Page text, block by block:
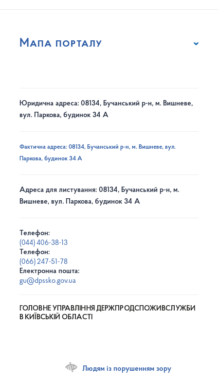
Мапа порталу
Юридична адреса: 08134, Бучанський р-н, м. Вишневе,
вул. Паркова, будинок 34 А
Фактична адреса: 08134, Бучанський р-н, м. Вишневе, вул.
Паркова, будинок 34 А
Адреса для листування: 08134, Бучанський р-н, м.
Вишневе, вул. Паркова, будинок 34 А
Телефон:
(044) 406-38-13
Телефон:
(066) 247-51-78
Електронна пошта:
gu@dpssko.gov.ua
ГОЛОВНЕ УПРАВЛІННЯ ДЕРЖПРОДСПОЖИВСЛУЖБИ
В КИЇВСЬКІЙ ОБЛАСТІ
Людям із порушенням зору